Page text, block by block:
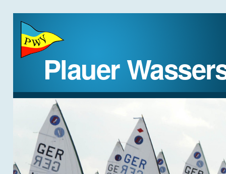
Plauer
STARTSEITE